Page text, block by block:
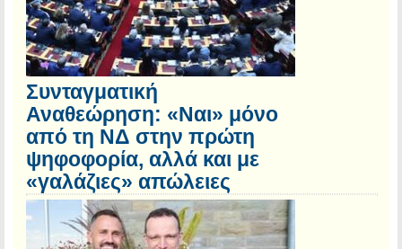
Συνταγματική
Αναθεώρηση: «Ναι» μόνο
από τη ΝΔ στην πρώτη
ψηφοφορία, αλλά και με
«γαλάζιες» απώλειες